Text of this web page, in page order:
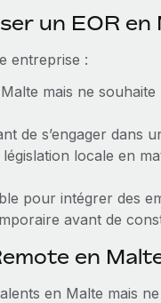
un EOR en
entreprise :
mais ne
de s’engager dans
locale en
pour intégrer des
avant de
en
en Malte mais